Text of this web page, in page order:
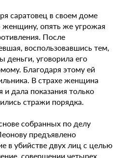
саратовец в своем доме
опять же угрожая
После
воспользовавшись тем,
уговорила его
Благодаря этому ей
В страхе женщина
дала показания только
стражи порядка.
собранных по делу
предъявлено
в убийстве двух лиц с целью